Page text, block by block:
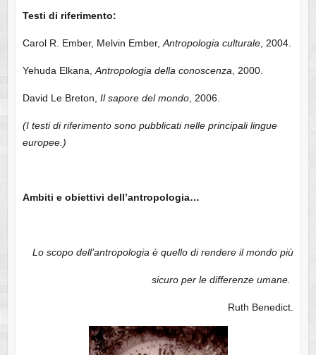
Testi di riferimento:
Carol R. Ember, Melvin Ember, Antropologia culturale, 2004.
Yehuda Elkana, Antropologia della conoscenza , 2000.
David Le Breton, Il sapore del mondo, 2006.
(I testi di riferimento sono pubblicati nelle principali lingue
europee.)
Ambiti e obiettivi dell’antropologia…
Lo scopo dell’antropologia è quello di rendere il mondo più
sicuro per le differenze umane.
Ruth Benedict.